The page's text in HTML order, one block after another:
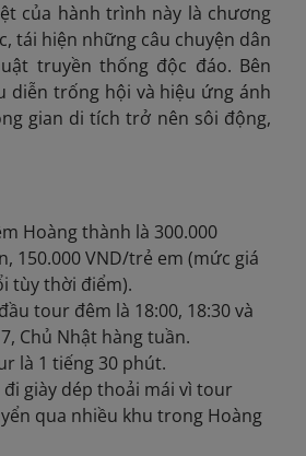
của hành trình này là chương
tái hiện những câu chuyện dân
truyền thống độc đáo. Bên
diễn trống hội và hiệu ứng ánh
gian di tích trở nên sôi động,
Hoàng thành là 300.000
150.000 VND/trẻ em (mức giá
tùy thời điểm).
tour đêm là 18:00, 18:30 và
Chủ Nhật hàng tuần.
là 1 tiếng 30 phút.
đi giày dép thoải mái vì tour
qua nhiều khu trong Hoàng